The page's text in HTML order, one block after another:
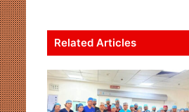
A
p
p
b
o
o
k
Related Articles